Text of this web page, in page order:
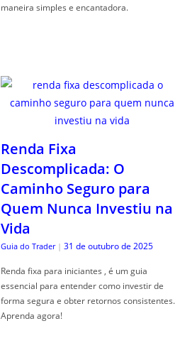
maneira simples e encantadora.
Renda Fixa
Descomplicada: O
Caminho Seguro para
Quem Nunca Investiu na
Vida
Guia do Trader | 31 de outubro de 2025
Renda fixa para iniciantes , é um guia
essencial para entender como investir de
forma segura e obter retornos consistentes.
Aprenda agora!